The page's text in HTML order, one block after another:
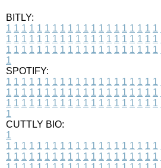
BITLY:
1 1 1 1 1 1 1 1 1 1 1 1 1 1 1 1 1 1 1 1
1 1 1 1 1 1 1 1 1 1 1 1 1 1 1 1 1 1 1 1
1 1 1 1 1 1 1 1 1 1 1 1 1 1 1 1 1 1 1 1
1
SPOTIFY:
1 1 1 1 1 1 1 1 1 1 1 1 1 1 1 1 1 1 1 1
1 1 1 1 1 1 1 1 1 1 1 1 1 1 1 1 1 1 1 1
1 1 1 1 1 1 1 1 1 1 1 1 1 1 1 1 1 1 1 1
1
CUTTLY BIO:
1
1 1 1 1 1 1 1 1 1 1 1 1 1 1 1 1 1 1 1 1
1 1 1 1 1 1 1 1 1 1 1 1 1 1 1 1 1 1 1 1